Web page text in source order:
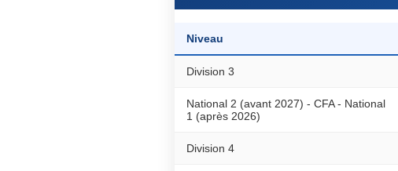
Niveau
Division 3
National 2 (avant 2027) - CFA - National
1 (après 2026)
Division 4